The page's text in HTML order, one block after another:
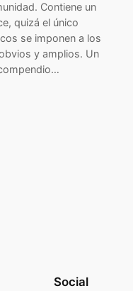
Contiene un
quizá el único
se imponen a los
y amplios. Un
Social